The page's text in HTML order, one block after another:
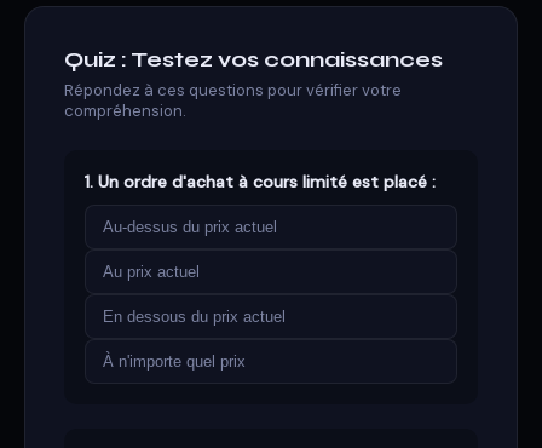
Quiz : Testez vos connaissances
Répondez à ces questions pour vérifier votre
compréhension.
1. Un ordre d'achat à cours limité est placé :
Au-dessus du prix actuel
Au prix actuel
En dessous du prix actuel
À n'importe quel prix